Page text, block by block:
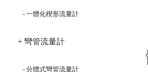
- 一體化楔形流量計
+ 彎管流量計
- 分體式彎管流量計